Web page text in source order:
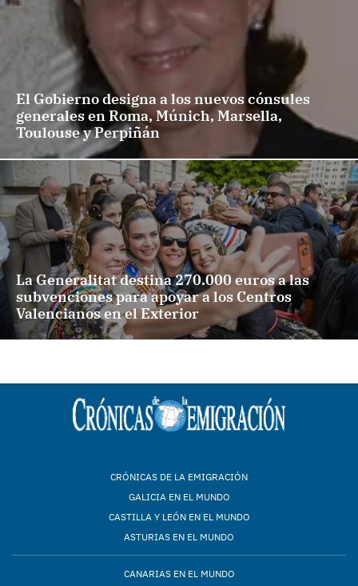
El Gobierno designa a los nuevos cónsules
generales en Roma, Múnich, Marsella,
Toulouse y Perpiñán
La Generalitat destina 270.000 euros a las
subvenciones para apoyar a los Centros
Valencianos en el Exterior
CRÓNICAS DE LA EMIGRACIÓN
GALICIA EN EL MUNDO
CASTILLA Y LEÓN EN EL MUNDO
ASTURIAS EN EL MUNDO
CANARIAS EN EL MUNDO